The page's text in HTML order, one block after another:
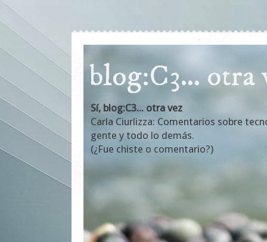
blog:C3... otra
Sí, blog:C3... otra vez
Carla Ciurlizza: Comentarios sobre
gente y todo lo demás.
(¿Fue chiste o comentario?)